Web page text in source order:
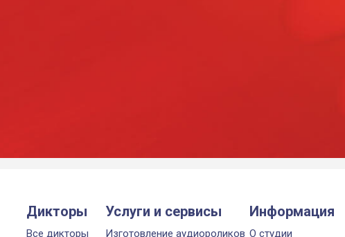
Дикторы
Все дикторы
Услуги и сервисы
Изготовление аудиороликов
Информация
О студии